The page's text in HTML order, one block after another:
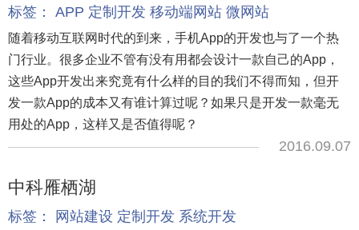
标签： APP 定制开发 移动端网站 微网站
随着移动互联网时代的到来，手机App的开发也与了一个热
门行业。很多企业不管有没有用都会设计一款自己的App，
这些App开发出来究竟有什么样的目的我们不得而知，但开
发一款App的成本又有谁计算过呢？如果只是开发一款毫无
用处的App，这样又是否值得呢？
2016.09.07
中科雁栖湖
标签： 网站建设 定制开发 系统开发